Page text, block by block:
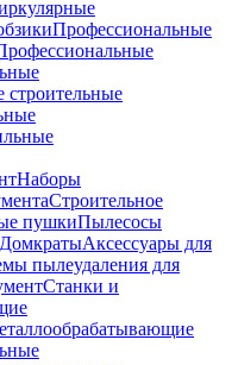
Профессиональные
строительные
Наборы
Строительное
пушкиПылесосы
ДомкратыАксессуары для
пылеудаления для
Станки и